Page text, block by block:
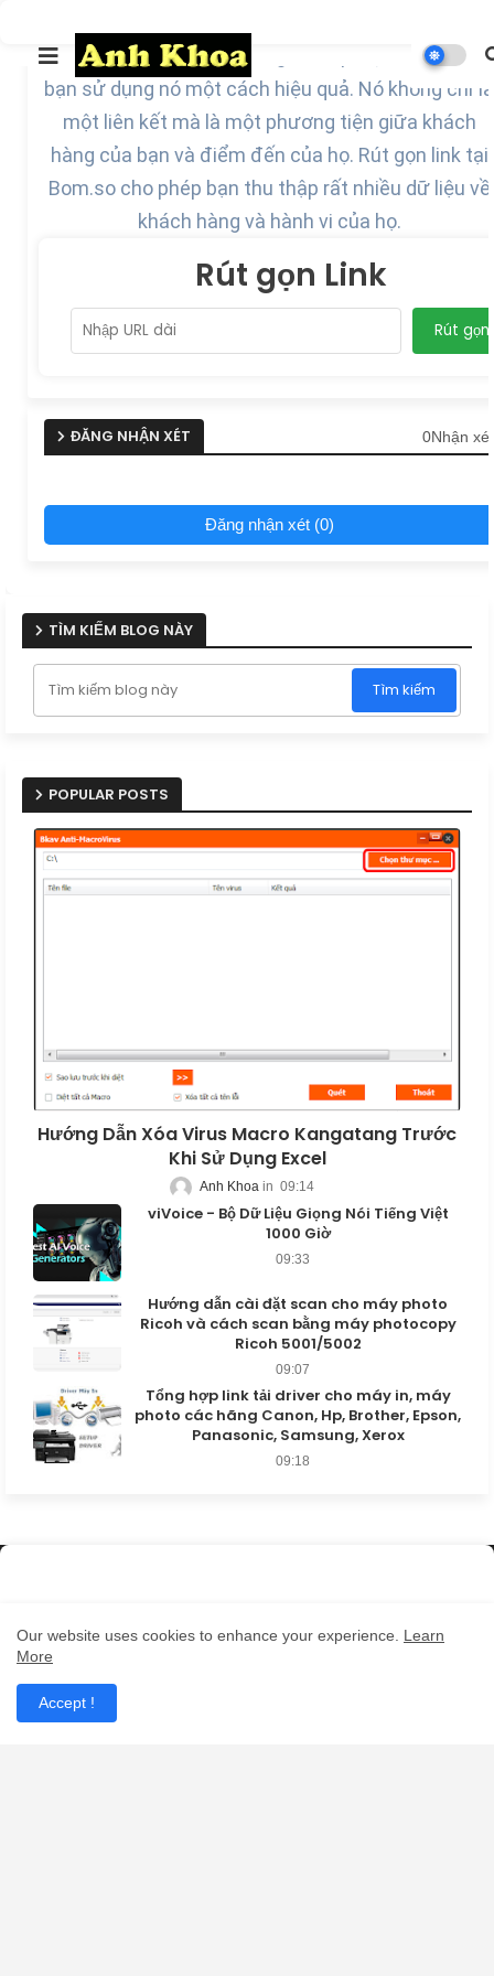
Một link rút gọn là một công cụ tiếp thị mạnh mẽ
bạn sử dụng nó một cách hiệu quả. Nó không chỉ là
một liên kết mà là một phương tiện giữa khách
hàng của bạn và điểm đến của họ. Rút gọn link tại
Bom.so cho phép bạn thu thập rất nhiều dữ liệu về
khách hàng và hành vi của họ.
Rút gọn Link
Rút gọn
ĐĂNG NHẬN XÉT 0Nhận xét
Đăng nhận xét (0)
TÌM KIẾM BLOG NÀY
POPULAR POSTS
Hướng Dẫn Xóa Virus Macro Kangatang Trước
Khi Sử Dụng Excel
Anh Khoa 09:14
viVoice - Bộ Dữ Liệu Giọng Nói Tiếng Việt
1000 Giờ
09:33
Hướng dẫn cài đặt scan cho máy photo
Ricoh và cách scan bằng máy photocopy
Ricoh 5001/5002
09:07
Tổng hợp link tải driver cho máy in, máy
photo các hãng Canon, Hp, Brother, Epson,
Panasonic, Samsung, Xerox
09:18
Trang web của Anh Khoa cung cấp các thông tin chi tiết về dịch vụ,
Our website uses cookies to enhance your experience. Learn
More
Accept !